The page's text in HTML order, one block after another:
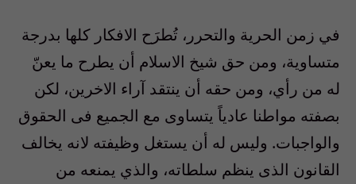
في زمن الحرية والتحرر، تُطرَح الافكار كلها بدرجة
متساوية، ومن حق شيخ الاسلام أن يطرح ما يعنّ
له من رأي، ومن حقه أن ينتقد آراء الاخرين، لكن
بصفته مواطنا عادياً يتساوى مع الجميع فى الحقوق
والواجبات. وليس له أن يستغل وظيفته لانه يخالف
القانون الذى ينظم سلطاته، والذي يمنعه من